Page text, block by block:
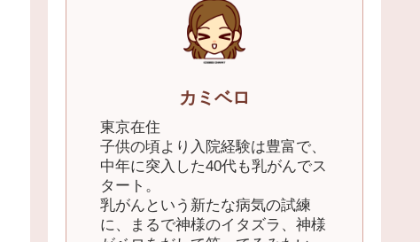
カミベロ
東京在住
子供の頃より入院経験は豊富で、
中年に突入した40代も乳がんでス
タート。
乳がんという新たな病気の試練
に、まるで神様のイタズラ、神様